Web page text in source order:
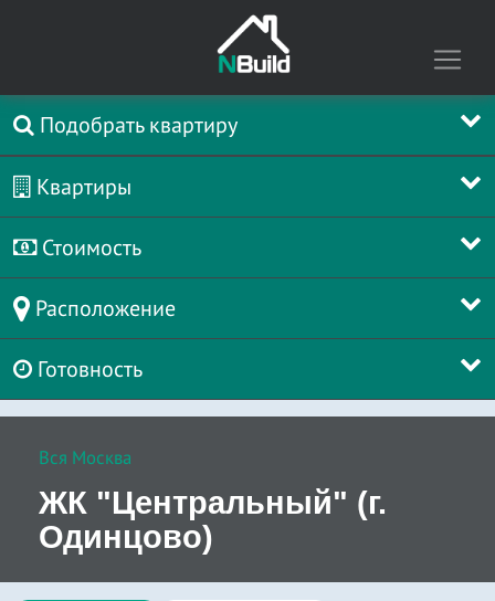
Подобрать квартиру
Квартиры
Стоимость
Расположение
Готовность
Вся Москва
ЖК "Центральный" (г.
Одинцово)